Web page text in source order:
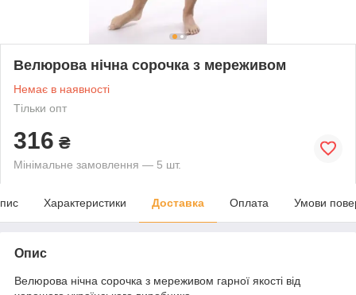
Велюрова нічна сорочка з мереживом
Немає в наявності
Тільки опт
316 ₴
Мінімальне замовлення — 5 шт.
Характеристики Доставка Оплата Умови
Опис
Велюрова нічна сорочка з мереживом гарної якості від